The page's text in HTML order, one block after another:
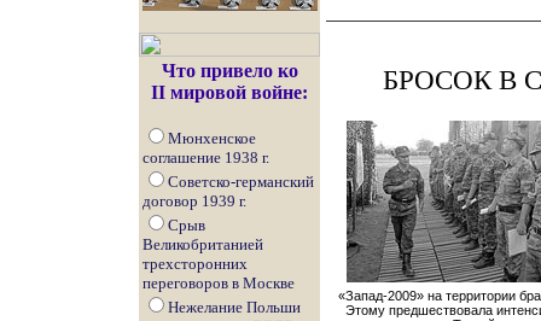
Что привело ко
II мировой войне:
Мюнхенское
соглашение 1938 г.
Советско-германский
договор 1939 г.
Срыв
Великобританией
трехсторонних
переговоров в Москве
Нежелание Польши
БРОСОК В
«Запад-2009» на территории
Этому предшествовала